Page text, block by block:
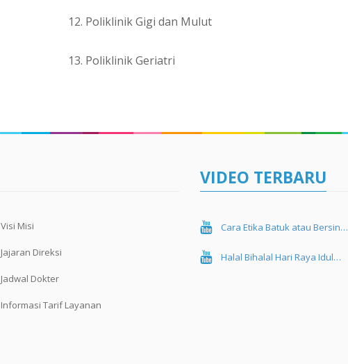
Poliklinik Gigi dan Mulut
Poliklinik Geriatri
Visi Misi
Jajaran Direksi
Jadwal Dokter
Informasi Tarif Layanan
VIDEO TERBARU
Cara Etika Batuk atau Bersin…
Halal Bihalal Hari Raya Idul…